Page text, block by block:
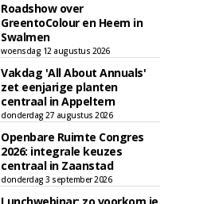
Roadshow over
GreentoColour en Heem in
Swalmen
woensdag 12 augustus 2026
Vakdag 'All About Annuals'
zet eenjarige planten
centraal in Appeltern
donderdag 27 augustus 2026
Openbare Ruimte Congres
2026: integrale keuzes
centraal in Zaanstad
donderdag 3 september 2026